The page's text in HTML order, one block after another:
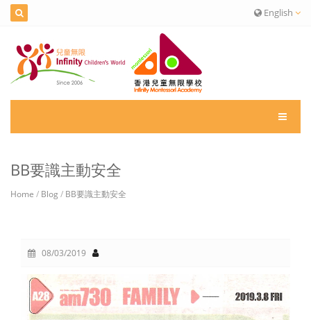
English
BB要識主動安全
Home / Blog / BB要識主動安全
08/03/2019